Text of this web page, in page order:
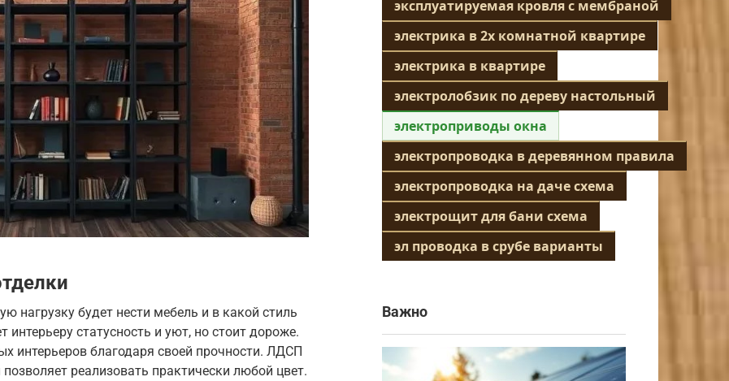
нагрузку будет нести мебель и в какой стиль
статусность и уют, но стоит дороже.
интерьеров благодаря своей прочности. ЛДСП
реализовать практически любой цвет.
эксплуатируемая кровля с мембраной
электрика в 2х комнатной квартире
электрика в квартире
электролобзик по дереву настольный
электроприводы окна
электропроводка в деревянном правила
электропроводка на даче схема
электрощит для бани схема
эл проводка в срубе варианты
Важно